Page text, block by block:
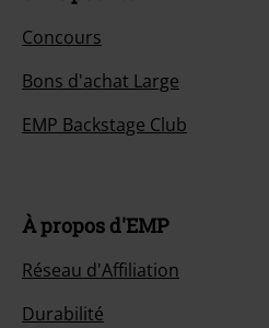
Concours
Bons d'achat Large
EMP Backstage Club
À propos d'EMP
Réseau d'Affiliation
Durabilité